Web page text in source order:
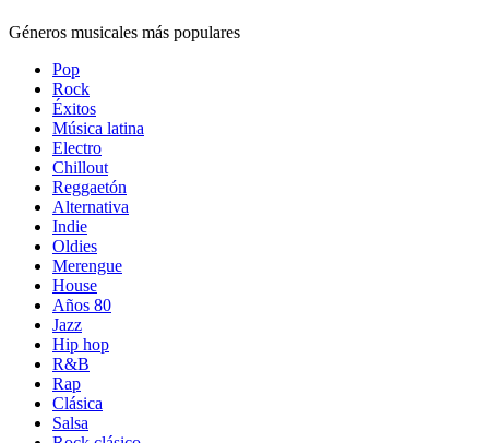
Géneros musicales más populares
Pop
Rock
Éxitos
Música latina
Electro
Chillout
Reggaetón
Alternativa
Indie
Oldies
Merengue
House
Años 80
Jazz
Hip hop
R&B
Rap
Clásica
Salsa